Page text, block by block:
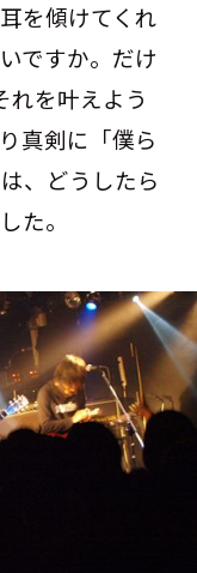
を傾けてくれ
ですか。だけ
れを叶えよう
真剣に「僕ら
、どうしたら
た。